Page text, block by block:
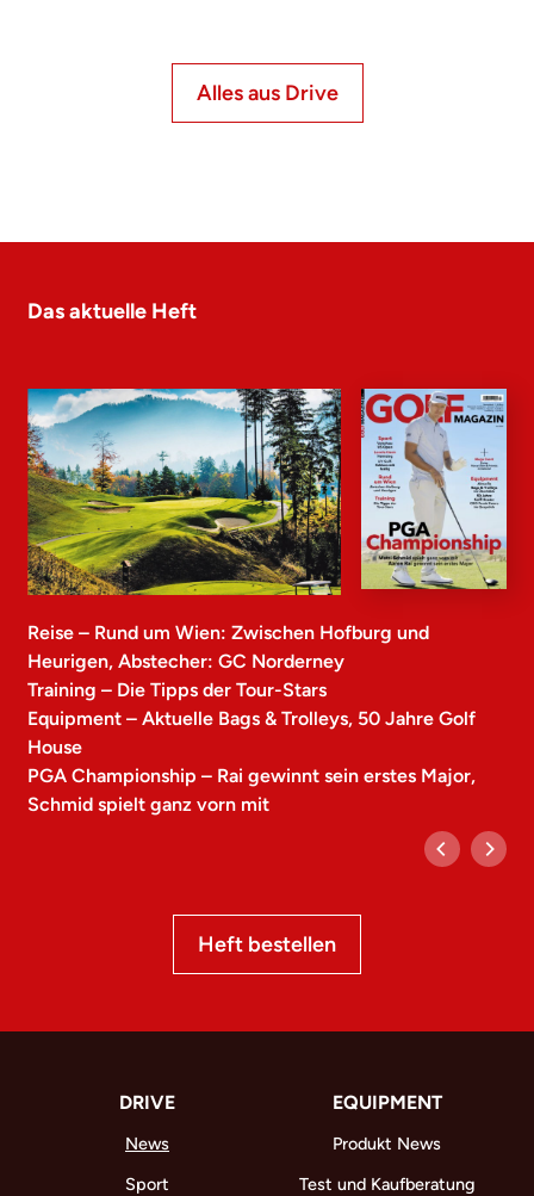
Alles aus Drive
Das aktuelle Heft
Reise – Rund um Wien: Zwischen Hofburg und
Heurigen, Abstecher: GC Norderney
Training – Die Tipps der Tour-Stars
Equipment – Aktuelle Bags & Trolleys, 50 Jahre Golf
House
PGA Championship – Rai gewinnt sein erstes Major,
Schmid spielt ganz vorn mit
Heft bestellen
DRIVE
News
Sport
EQUIPMENT
Produkt News
Test und Kaufberatung